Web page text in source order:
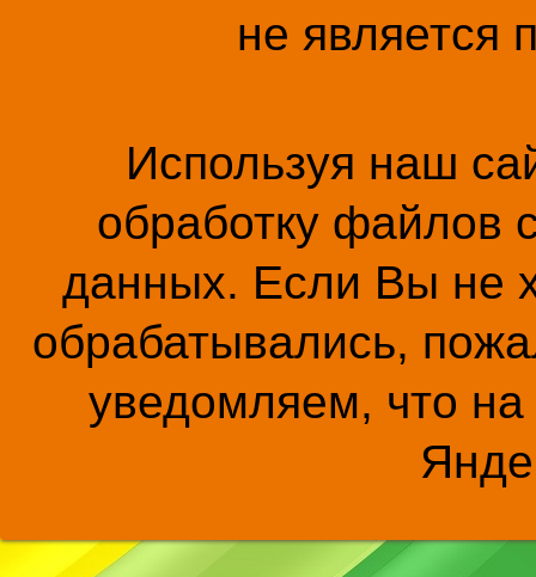
не является
Используя наш
обработку файлов
данных. Если Вы не
обрабатывались,
уведомляем, что на